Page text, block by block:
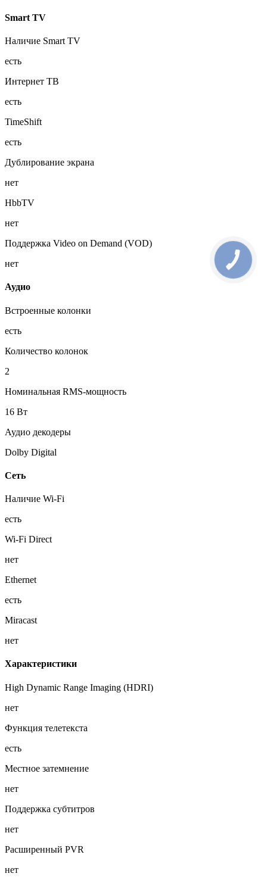
Smart TV
Наличие Smart TV
есть
Интернет ТВ
есть
TimeShift
есть
Дублирование экрана
нет
HbbTV
нет
Поддержка Video on Demand (VOD)
нет
Аудио
Встроенные колонки
есть
Количество колонок
2
Номинальная RMS-мощность
16 Вт
Аудио декодеры
Dolby Digital
Сеть
Наличие Wi-Fi
есть
Wi-Fi Direct
нет
Ethernet
есть
Miracast
нет
Характеристики
High Dynamic Range Imaging (HDRI)
нет
Функция телетекста
есть
Местное затемнение
нет
Поддержка субтитров
нет
Расширенный PVR
нет